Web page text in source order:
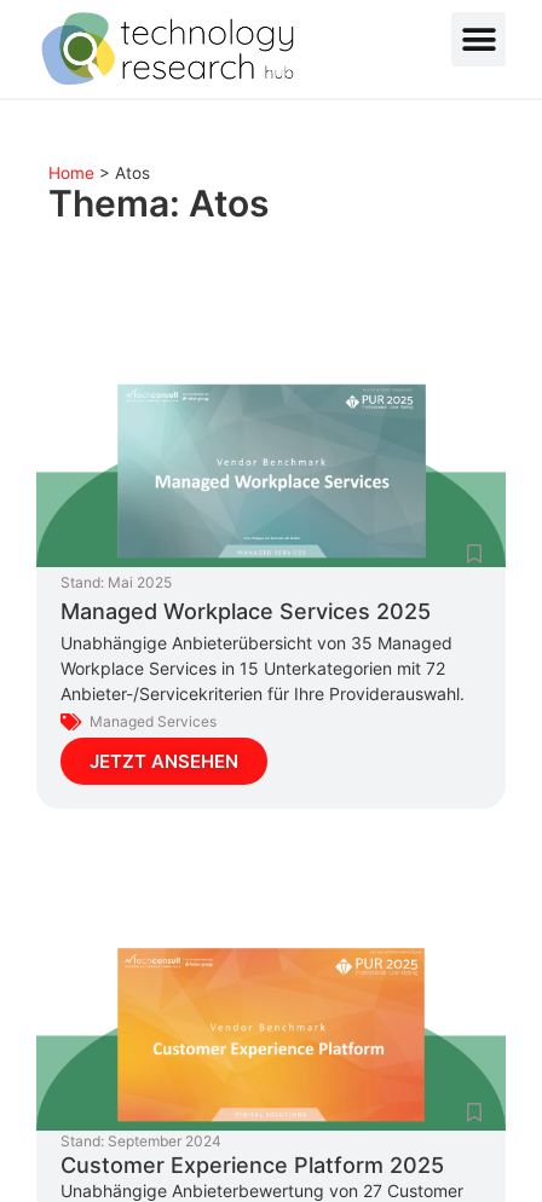
Home > Atos
Thema: Atos
Stand: Mai 2025
Managed Workplace Services 2025
Unabhängige Anbieterübersicht von 35 Managed
Workplace Services in 15 Unterkategorien mit 72
Anbieter-/Servicekriterien für Ihre Providerauswahl.
Managed Services
JETZT ANSEHEN
Stand: September 2024
Customer Experience Platform 2025
Unabhängige Anbieterbewertung von 27 Customer